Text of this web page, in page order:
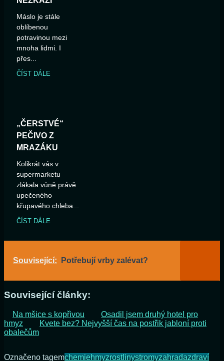
Máslo je stále
oblíbenou
potravinou mezi
mnoha lidmi. I
přes...
ČÍST DÁLE
„ČERSTVÉ“
PEČIVO Z
MRAZÁKU
Kolikrát vás v
supermarketu
zlákala vůně právě
upečeného
křupavého chleba...
ČÍST DÁLE
Související: Potřebují vrby zalévat?
Související články:
Na mšice s kopřivou
Osadil jsem druhý hotel pro
hmyz
Kvete bez? Nejvyšší čas na postřik jabloní proti
obalečům
Označeno tagemchemiehmyzrostlinystromyzahradazdraví